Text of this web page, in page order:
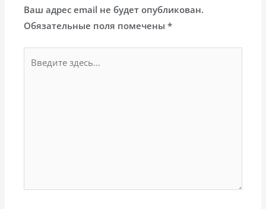
Ваш адрес email не будет опубликован.
Обязательные поля помечены*
здесь...